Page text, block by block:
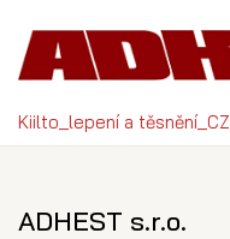
Kiilto_lepení a těsnění_CZ
ADHEST s.r.o.